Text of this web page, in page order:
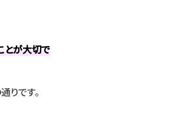
とが大切で
りです。